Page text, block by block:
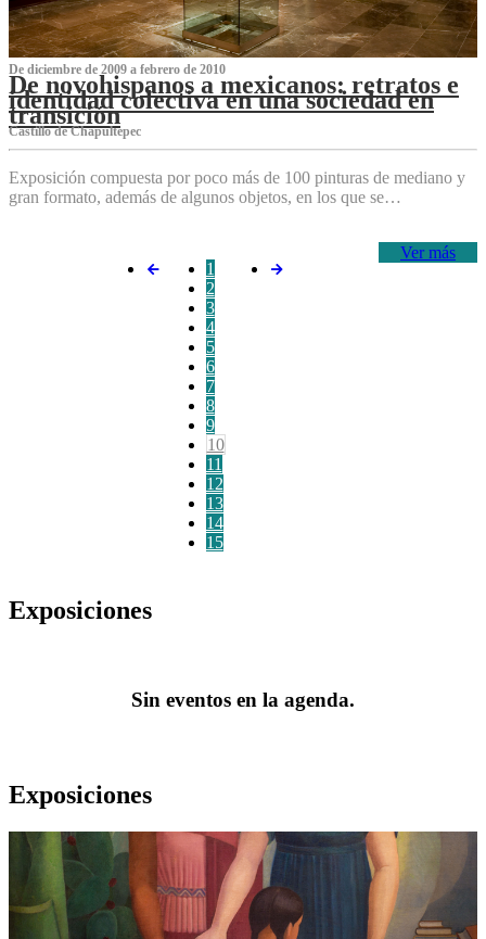
De diciembre de 2009 a febrero de 2010
De novohispanos a mexicanos: retratos e
identidad colectiva en una sociedad en
transición
Castillo de Chapultepec
Exposición compuesta por poco más de 100 pinturas de mediano y
gran formato, además de algunos objetos, en los que se…
Ver más
1
2
3
4
5
6
7
8
9
10
11
12
13
14
15
Exposiciones
Sin eventos en la agenda.
Exposiciones